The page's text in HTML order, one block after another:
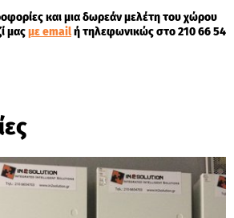
και μια δωρεάν μελέτη του χώρου
μαςμε emailή τηλεφωνικώς στο 210 66 54